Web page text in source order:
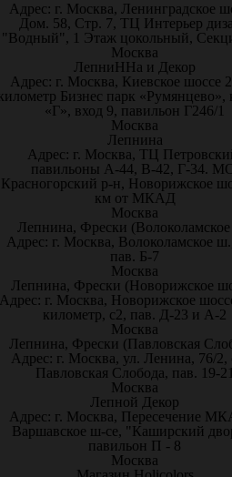
Адрес: г. Москва, Ленинградское
Дом. 58, Стр. 7, ТЦ Интерьер
"Водный", 1 Этаж цокольный,
Москва
ЛепниННа и Декор
Адрес: г. Москва, Киевское шоссе
Бизнес парк «Румянцево»,
«Г», вход 9, павильон Г246/1
Москва
Лепнина
Адрес: г. Москва, ТЦ
павильоны А-44, В-42, Г-34.
Красногорский р-н, Новорижское
км от МКАД
Москва
Лепнина, Фрески
Адрес: г. Москва, Волоколамское
пав. Б-7
Москва
Лепнина, Фрески (Новорижское
г. Москва, Новорижское
километр, с2, пав. Д-23 и А-2
Москва
Лепнина, Фрески (Павловская
Адрес: г. Москва, ул. Ленина, 76/2,
Павловская Слобода, пав. 19-21
Москва
Лепной Декор
Адрес: г. Москва, Пересечение
Варшавское ш-се, "Каширский
павильон П - 8
Москва